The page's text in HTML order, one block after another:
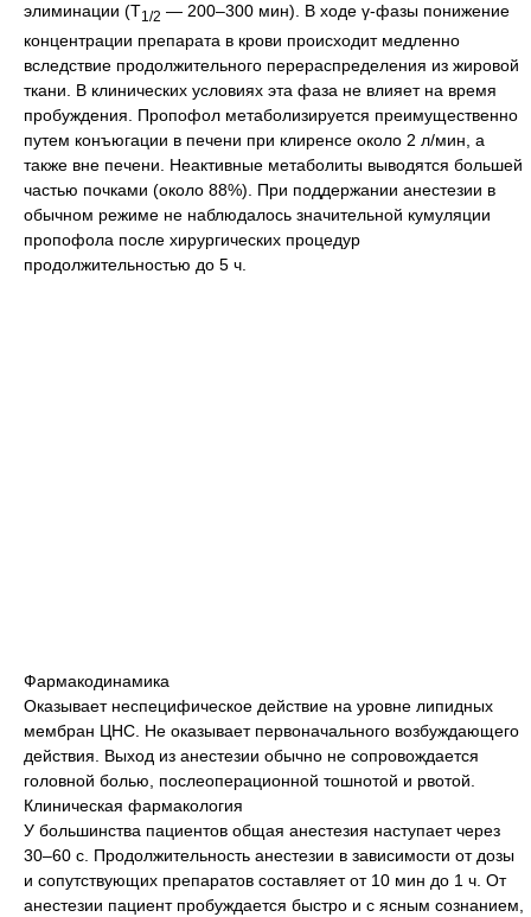
элиминации (Т1/2 — 200–300 мин). В ходе γ-фазы понижение
концентрации препарата в крови происходит медленно
вследствие продолжительного перераспределения из жировой
ткани. В клинических условиях эта фаза не влияет на время
пробуждения. Пропофол метаболизируется преимущественно
путем конъюгации в печени при клиренсе около 2 л/мин, а
также вне печени. Неактивные метаболиты выводятся большей
частью почками (около 88%). При поддержании анестезии в
обычном режиме не наблюдалось значительной кумуляции
пропофола после хирургических процедур
продолжительностью до 5 ч.
Фармакодинамика
Оказывает неспецифическое действие на уровне липидных
мембран ЦНС. Не оказывает первоначального возбуждающего
действия. Выход из анестезии обычно не сопровождается
головной болью, послеоперационной тошнотой и рвотой.
Клиническая фармакология
У большинства пациентов общая анестезия наступает через
30–60 с. Продолжительность анестезии в зависимости от дозы
и сопутствующих препаратов составляет от 10 мин до 1 ч. От
анестезии пациент пробуждается быстро и с ясным сознанием,